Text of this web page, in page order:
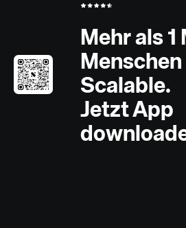
Mehr als 1
Scalable.
Jetzt App